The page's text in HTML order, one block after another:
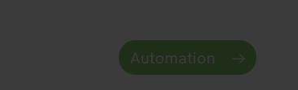
Automation